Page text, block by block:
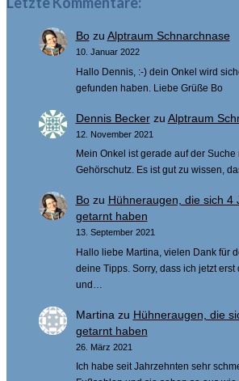
Bozu Alptraum Schnarchnase
10. Januar 2022
Hallo Dennis, :-) dein Onkel wird
gefunden haben. Liebe Grüße Bo
Dennis Beckerzu Alptraum
12. November 2021
Mein Onkel ist gerade auf der
Gehörschutz. Es ist gut zu wissen,
Bozu Hühneraugen, die sich 4
getarnt haben
13. September 2021
Hallo liebe Martina, vielen Dank für
deine Tipps. Sorry, dass ich jetzt
und…
Martina zu Hühneraugen, die
getarnt haben
26. März 2021
Ich habe seit Jahrzehnten sehr